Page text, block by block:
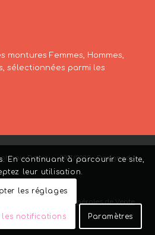
montures Femmes, Hommes,
sélectionnées parmi les
Danjou – 2007/2022 – Designed
Conditions Générales de Vente
En continuant à parcourir ce site,
leur utilisation.
les réglages
les notifications Paramètres